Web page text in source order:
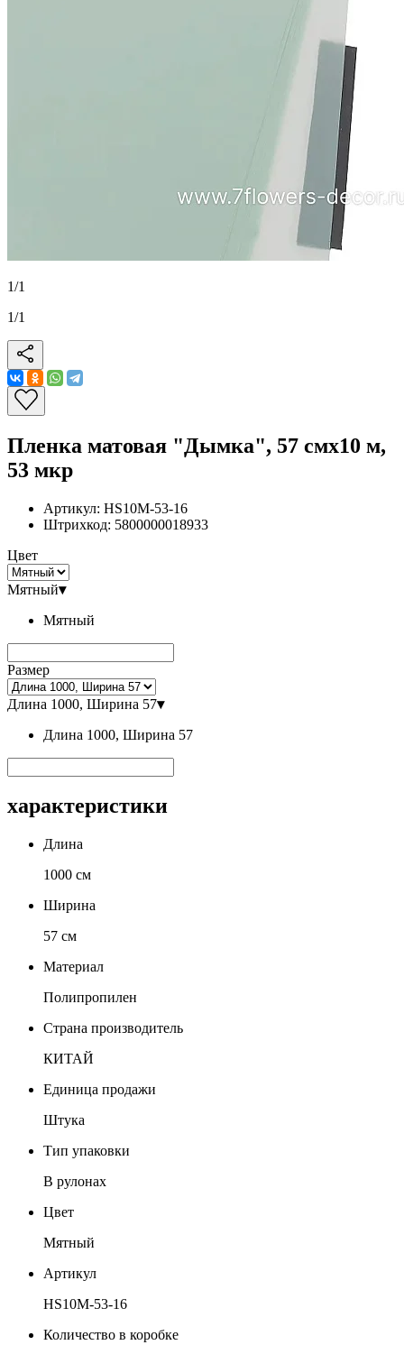
1/1
1/1
Пленка матовая "Дымка", 57 смx10 м,
53 мкр
Артикул: HS10M-53-16
Штрихкод: 5800000018933
Цвет
Мятный▾
Мятный
Размер
Длина 1000, Ширина 57▾
Длина 1000, Ширина 57
характеристики
Длина
1000 см
Ширина
57 см
Материал
Полипропилен
Страна производитель
КИТАЙ
Единица продажи
Штука
Тип упаковки
В рулонах
Цвет
Мятный
Артикул
HS10M-53-16
Количество в коробке